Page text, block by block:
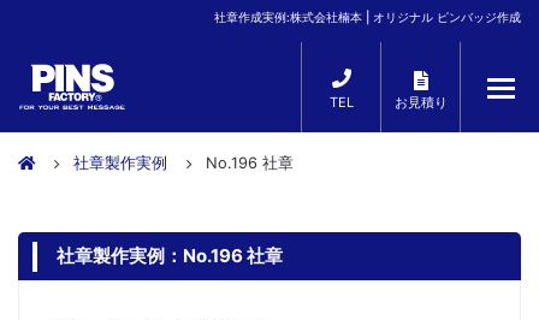
社章作成実例:株式会社楠本 | オリジナル ピンバッジ作成
TEL お見積り
社章製作実例 No.196 社章
社章製作実例：No.196 社章